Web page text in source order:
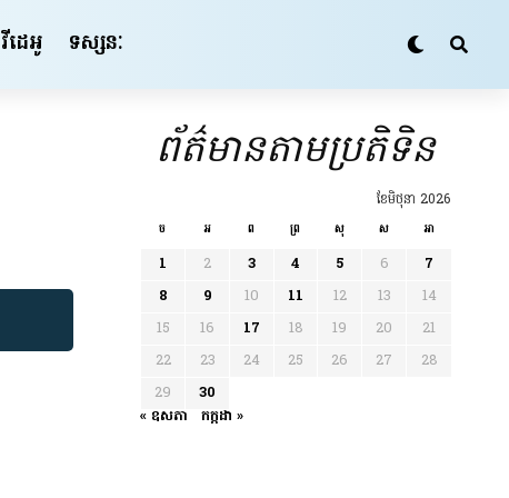
វីដេអូ ទស្សនៈ
ព័ត៌មានតាមប្រតិទិន
ខែ​មិថុនា 2026
ច អ ព ព្រ សុ ស អា
1 2 3 4 5 6
7
8
9 10 11 12 13
14
15
16 17 18 19 20
21
22
23 24 25 26 27
28
29
30
« ឧសភា
កក្កដា »